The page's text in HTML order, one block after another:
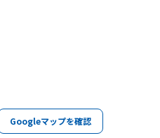
Googleマップを確認